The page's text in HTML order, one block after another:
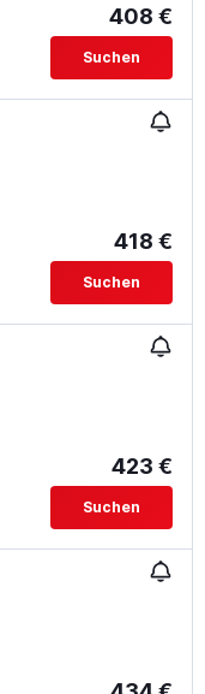
408 €
Suchen
418 €
Suchen
423 €
Suchen